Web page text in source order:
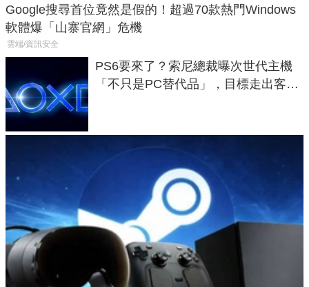
Google搜尋首位竟然是假的！超過70款熱門Windows
軟體爆「山寨官網」危機
雲端/資訊安全
PS6要來了？索尼總裁曝次世代主機
「不只是PC替代品」，目標走出客